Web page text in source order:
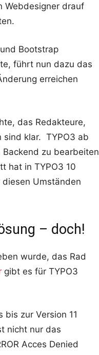
Webdesigner drauf
Bootstrap
führt nun dazu das
erreichen
das Redakteure,
sind klar. TYPO3 ab
zu bearbeiten
hat in TYPO3 10
Umständen
– doch!
wurde, das Rad
gibt es für TYPO3
zur Version 11
nicht nur das
Acces Denied